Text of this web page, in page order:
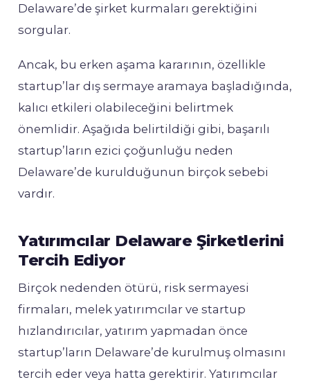
Delaware’de şirket kurmaları gerektiğini
sorgular.
Ancak, bu erken aşama kararının, özellikle
startup’lar dış sermaye aramaya başladığında,
kalıcı etkileri olabileceğini belirtmek
önemlidir. Aşağıda belirtildiği gibi, başarılı
startup’ların ezici çoğunluğu neden
Delaware’de kurulduğunun birçok sebebi
vardır.
Yatırımcılar Delaware Şirketlerini
Tercih Ediyor
Birçok nedenden ötürü, risk sermayesi
firmaları, melek yatırımcılar ve startup
hızlandırıcılar, yatırım yapmadan önce
startup’ların Delaware’de kurulmuş olmasını
tercih eder veya hatta gerektirir. Yatırımcılar